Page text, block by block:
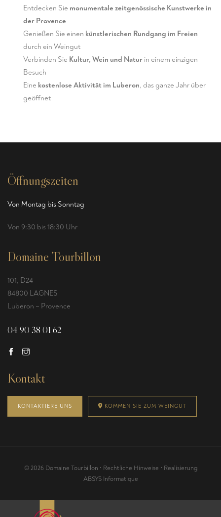
Entdecken Sie monumentale zeitgenössische Kunstwerke in
der Provence
Genießen Sie einen künstlerischen Rundgang im Freien
durch ein Weingut
Verbinden Sie Kultur, Wein und Natur in einem einzigen
Besuch
Eine kostenlose Aktivität im Luberon, das ganze Jahr über
geöffnet
Öffnungszeiten
Von Montag bis Sonntag
Von 9:30 bis 18:30 Uhr
Domaine Tourbillon
101, D24
84800 LAGNES
Luberon – Provence
04 90 38 01 62
Kontakt
KONTAKTIERE UNS KOMMEN SIE ZUM WEINGUT
© 2026 Domaine Tourbillon • Rechtliche Hinweise • Realisierung
ABSYS Informatique